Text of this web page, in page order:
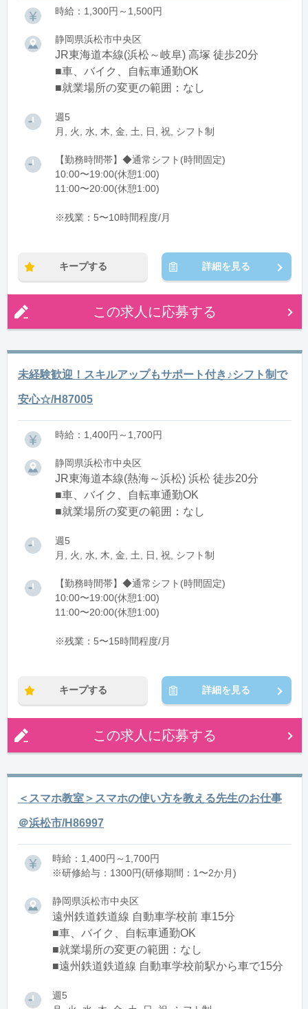
時給：1,300円～1,500円
静岡県浜松市中央区
JR東海道本線(浜松～岐阜) 高塚 徒歩20分
■車、バイク、自転車通勤OK
■就業場所の変更の範囲：なし
週5
月, 火, 水, 木, 金, 土, 日, 祝, シフト制
【勤務時間帯】◆通常シフト(時間固定)
10:00〜19:00(休憩1:00)
11:00〜20:00(休憩1:00)
※残業：5〜10時間程度/月
キープする 詳細を見る
この求人に応募する
未経験歓迎！スキルアップもサポート付き♪シフト制で
安心☆/H87005
時給：1,400円～1,700円
静岡県浜松市中央区
JR東海道本線(熱海～浜松) 浜松 徒歩20分
■車、バイク、自転車通勤OK
■就業場所の変更の範囲：なし
週5
月, 火, 水, 木, 金, 土, 日, 祝, シフト制
【勤務時間帯】◆通常シフト(時間固定)
10:00〜19:00(休憩1:00)
11:00〜20:00(休憩1:00)
※残業：5〜15時間程度/月
キープする 詳細を見る
この求人に応募する
＜スマホ教室＞スマホの使い方を教える先生のお仕事
＠浜松市/H86997
時給：1,400円～1,700円
※研修給与：1300円(研修期間：1〜2か月)
静岡県浜松市中央区
遠州鉄道鉄道線 自動車学校前 車15分
■車、バイク、自転車通勤OK
■就業場所の変更の範囲：なし
■遠州鉄道鉄道線 自動車学校前駅から車で15分
週5